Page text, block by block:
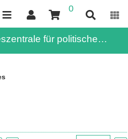
0
für politische